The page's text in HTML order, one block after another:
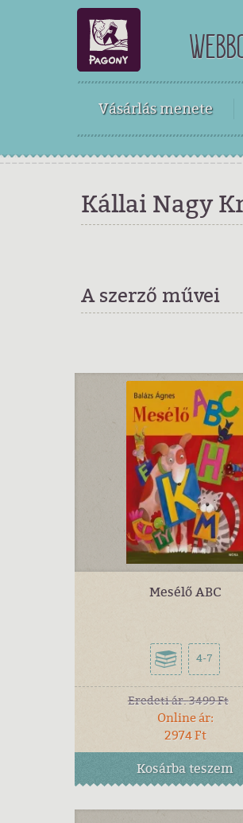
Vásárlás menete
Kállai Nagy
A szerző művei
Mesélő ABC
4-7
Eredeti ár:3499 Ft
Online ár:
2974 Ft
Kosárbateszem